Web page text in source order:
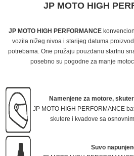
JP MOTO HIGH
JP MOTO HIGH PERFORMANCE
vozila nižeg nivoa i starijeg datuma
potrebama. One pružaju pouzdanu startnu
posebno su pogodne za manje
Namenjene za motore,
JP MOTO HIGH PERFORMANCE
skutere i kvadove sa
Suvo